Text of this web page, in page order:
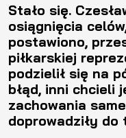
Stało się.
osiągnięcia
postawiono,
piłkarskiej
podzielił się na
błąd, inni chcieli
zachowania
doprowadziły